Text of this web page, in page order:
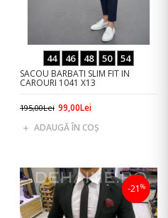
44 46 48 50 54
SACOU BARBATI SLIM FIT IN
CAROURI 1041 X13
195,00Lei 99,00Lei
ADAUGĂ ÎN COŞ
-21 %